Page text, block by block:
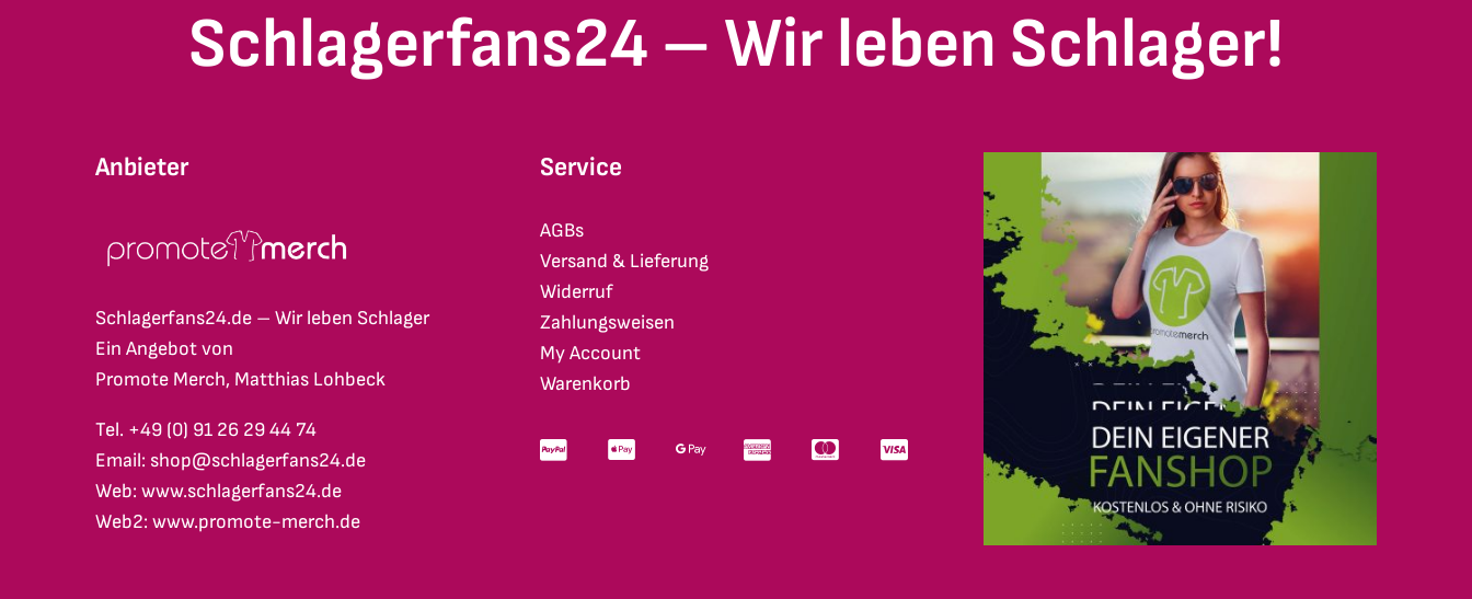
Schlagerfans24 – Wir leben Schlager!
Anbieter
Schlagerfans24.de – Wir leben Schlager
Ein Angebot von
Promote Merch, Matthias Lohbeck
Tel. +49 (0) 91 26 29 44 74
Email: shop@schlagerfans24.de
Web: www.schlagerfans24.de
Web2: www.promote-merch.de
Service
AGBs
Versand & Lieferung
Widerruf
Zahlungsweisen
My Account
Warenkorb